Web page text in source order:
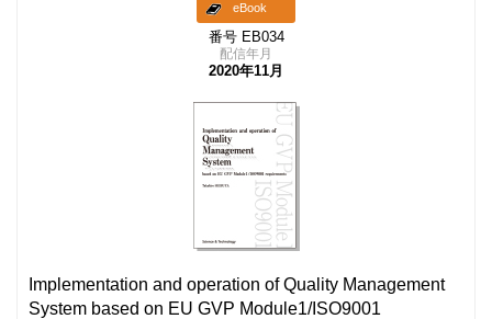
eBook
番号 EB034
配信年月
2020年11月
Implementation and operation of Quality Management
System based on EU GVP Module1/ISO9001